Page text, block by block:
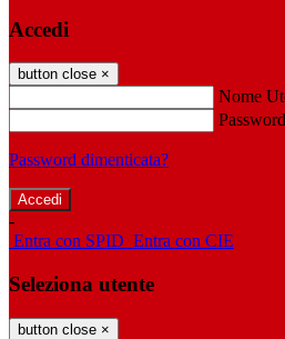
Accedi
button close ×
Nome
Password
Password dimenticata?
-
Entra con SPID Entra con CIE
Seleziona utente
button close ×